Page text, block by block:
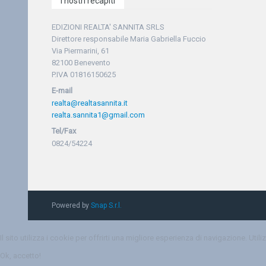
EDIZIONI REALTA' SANNITA SRLS
Direttore responsabile Maria Gabriella Fuccio
Via Piermarini, 61
82100 Benevento
P.IVA 01816150625
E-mail
realta@realtasannita.it
realta.sannita1@gmail.com
Tel/Fax
0824/54224
Powered by Snap S.r.l.